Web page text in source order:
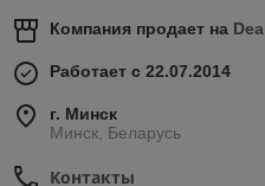
Компания продает на
Работает с 22.07.2014
г. Минск
Минск, Беларусь
Контакты